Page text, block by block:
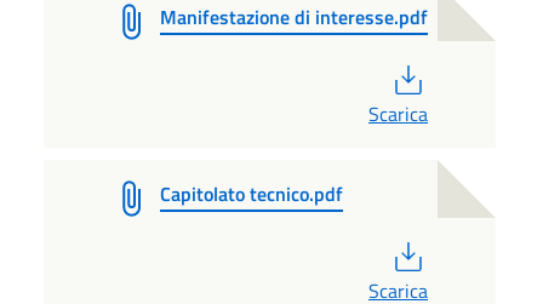
Manifestazione di interesse.pdf
Scarica
Capitolato tecnico.pdf
Scarica